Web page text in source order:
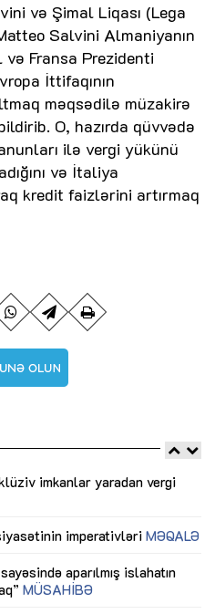
və Şimal Liqası (Lega
Salvini Almaniyanın
Fransa Prezidenti
İttifaqının
məqsədilə müzakirə
O, hazırda qüvvədə
ilə vergi yükünü
və İtaliya
kredit faizlərini artırmaq
imkanlar yaradan vergi
imperativləri MƏQALƏ
aparılmış islahatın
MÜSAHİBƏ